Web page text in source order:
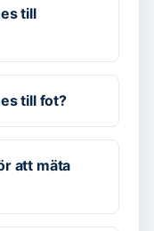
till
till fot?
att mäta